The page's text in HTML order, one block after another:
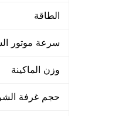
الطاقة
سرعة موتور
وزن الماكينة
حجم غرفة